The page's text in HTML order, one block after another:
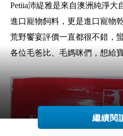
Petiia沛緹雅是來自澳洲純淨大
進口寵物飼料，更是進口寵物
荒野饗宴評價一直都很不錯，
各位毛爸比、毛媽咪們，想給
繼續閱